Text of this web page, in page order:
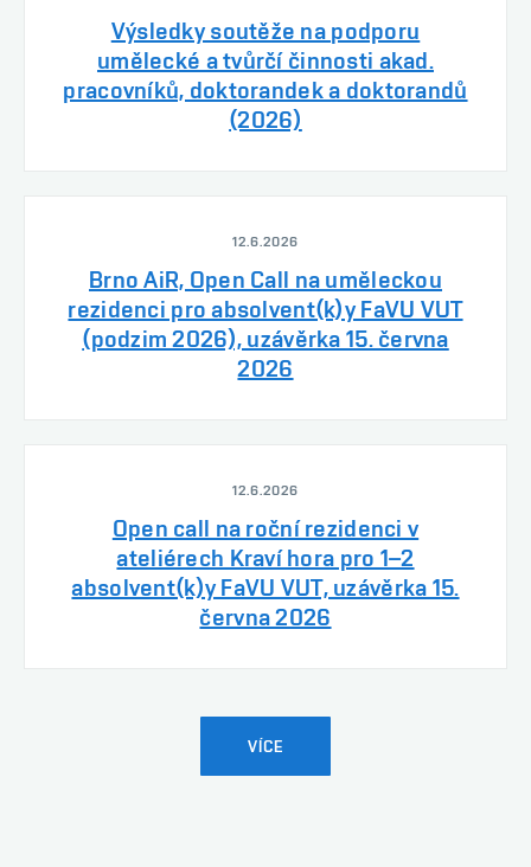
Výsledky soutěže na podporu
umělecké a tvůrčí činnosti akad.
pracovníků, doktorandek a doktorandů
(2026)
12.6.2026
Brno AiR, Open Call na uměleckou
rezidenci pro absolvent(k)y FaVU VUT
(podzim 2026), uzávěrka 15. června
2026
12.6.2026
Open call na roční rezidenci v
ateliérech Kraví hora pro 1–2
absolvent(k)y FaVU VUT, uzávěrka 15.
června 2026
VÍCE